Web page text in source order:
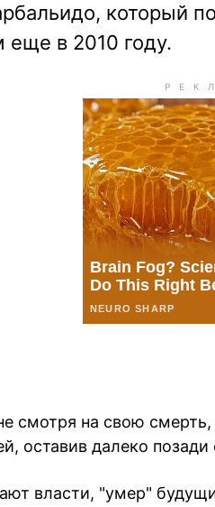
который
в 2010 году.
смотря на свою
оставив далеко позади
власти, "умер"